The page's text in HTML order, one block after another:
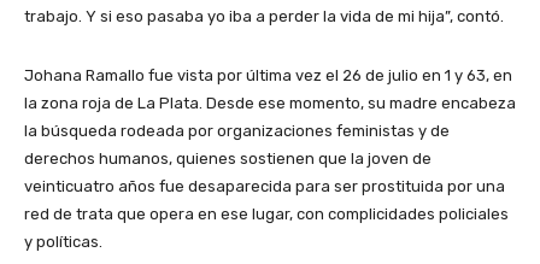
trabajo. Y si eso pasaba yo iba a perder la vida de mi hija”, contó.
Johana Ramallo fue vista por última vez el 26 de julio en 1 y 63, en
la zona roja de La Plata. Desde ese momento, su madre encabeza
la búsqueda rodeada por organizaciones feministas y de
derechos humanos, quienes sostienen que la joven de
veinticuatro años fue desaparecida para ser prostituida por una
red de trata que opera en ese lugar, con complicidades policiales
y políticas.